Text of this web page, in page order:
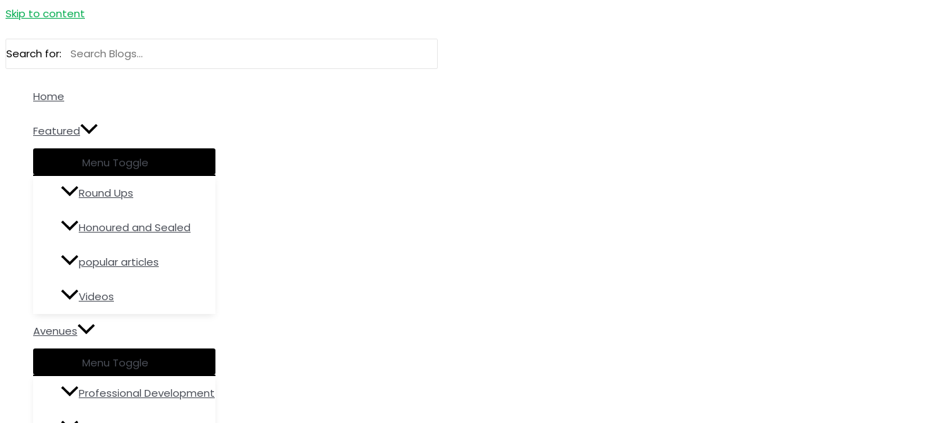
Skip to content
Search for:
Home
Featured
Menu Toggle
Round Ups
Honoured and Sealed
popular articles
Videos
Avenues
Menu Toggle
Professional Development